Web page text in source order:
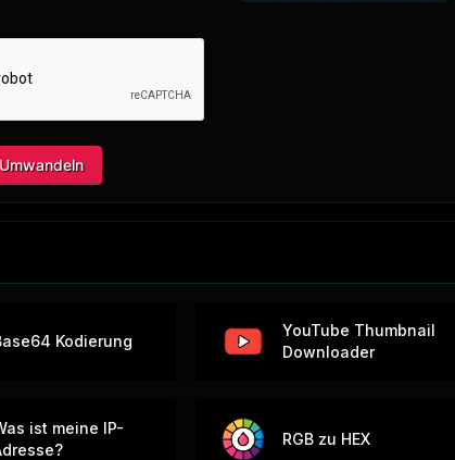
Umwandeln
Kodierung
YouTube Thumbnail
Downloader
ist meine IP-
RGB zu HEX